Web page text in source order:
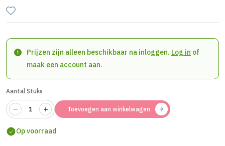
Prijzen zijn alleen beschikbaar na inloggen. Log in of
maak een account aan.
Aantal Stuks
Toevoegen aan winkelwagen
Op voorraad